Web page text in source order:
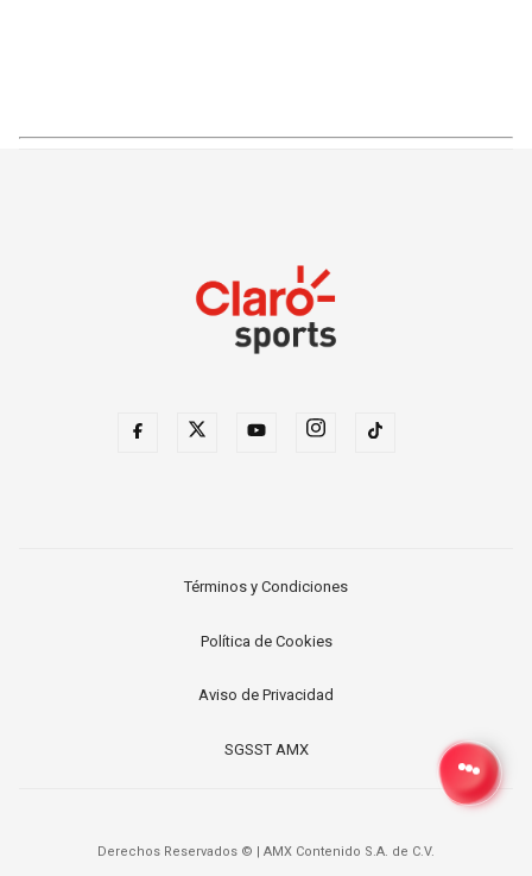
Términos y Condiciones
Política de Cookies
Aviso de Privacidad
SGSST AMX
Derechos Reservados © AMX Contenido S.A. de C.V.